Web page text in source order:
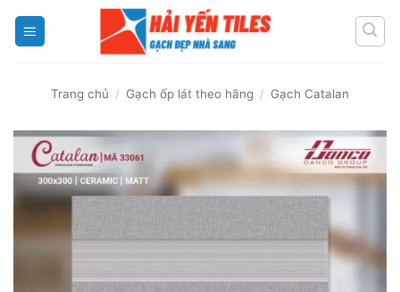
Trang chủ / Gạch ốp lát theo hãng / Gạch Catalan